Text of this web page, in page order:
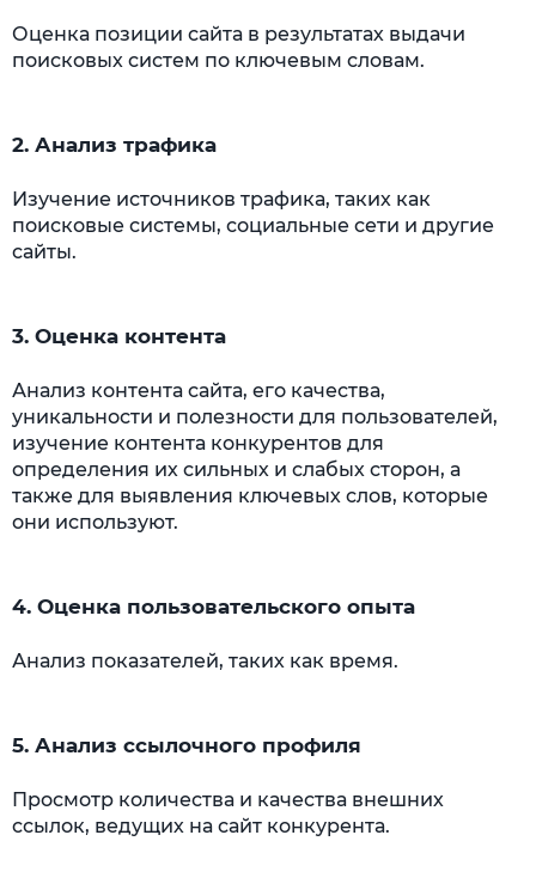
Оценка позиции сайта в результатах выдачи
поисковых систем по ключевым словам.
2. Анализ трафика
Изучение источников трафика, таких как
поисковые системы, социальные сети и другие
сайты.
3. Оценка контента
Анализ контента сайта, его качества,
уникальности и полезности для пользователей,
изучение контента конкурентов для
определения их сильных и слабых сторон, а
также для выявления ключевых слов, которые
они используют.
4. Оценка пользовательского опыта
Анализ показателей, таких как время.
5. Анализ ссылочного профиля
Просмотр количества и качества внешних
ссылок, ведущих на сайт конкурента.